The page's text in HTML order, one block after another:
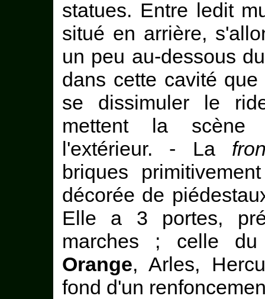
statues. Entre ledit
situé en arrière,
un peu au-dessous
dans cette cavité
se dissimuler le
mettent la scène
l'extérieur. - La
briques
décorée de
Elle a 3 portes,
marches ; celle
Orange, Arles,
fond d'un